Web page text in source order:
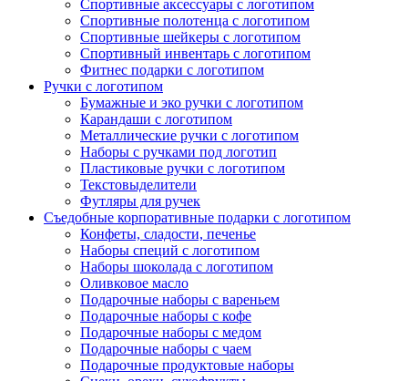
Спортивные аксессуары с логотипом
Спортивные полотенца с логотипом
Спортивные шейкеры с логотипом
Спортивный инвентарь с логотипом
Фитнес подарки с логотипом
Ручки с логотипом
Бумажные и эко ручки с логотипом
Карандаши с логотипом
Металлические ручки с логотипом
Наборы с ручками под логотип
Пластиковые ручки с логотипом
Текстовыделители
Футляры для ручек
Съедобные корпоративные подарки с логотипом
Конфеты, сладости, печенье
Наборы специй с логотипом
Наборы шоколада с логотипом
Оливковое масло
Подарочные наборы с вареньем
Подарочные наборы с кофе
Подарочные наборы с медом
Подарочные наборы с чаем
Подарочные продуктовые наборы